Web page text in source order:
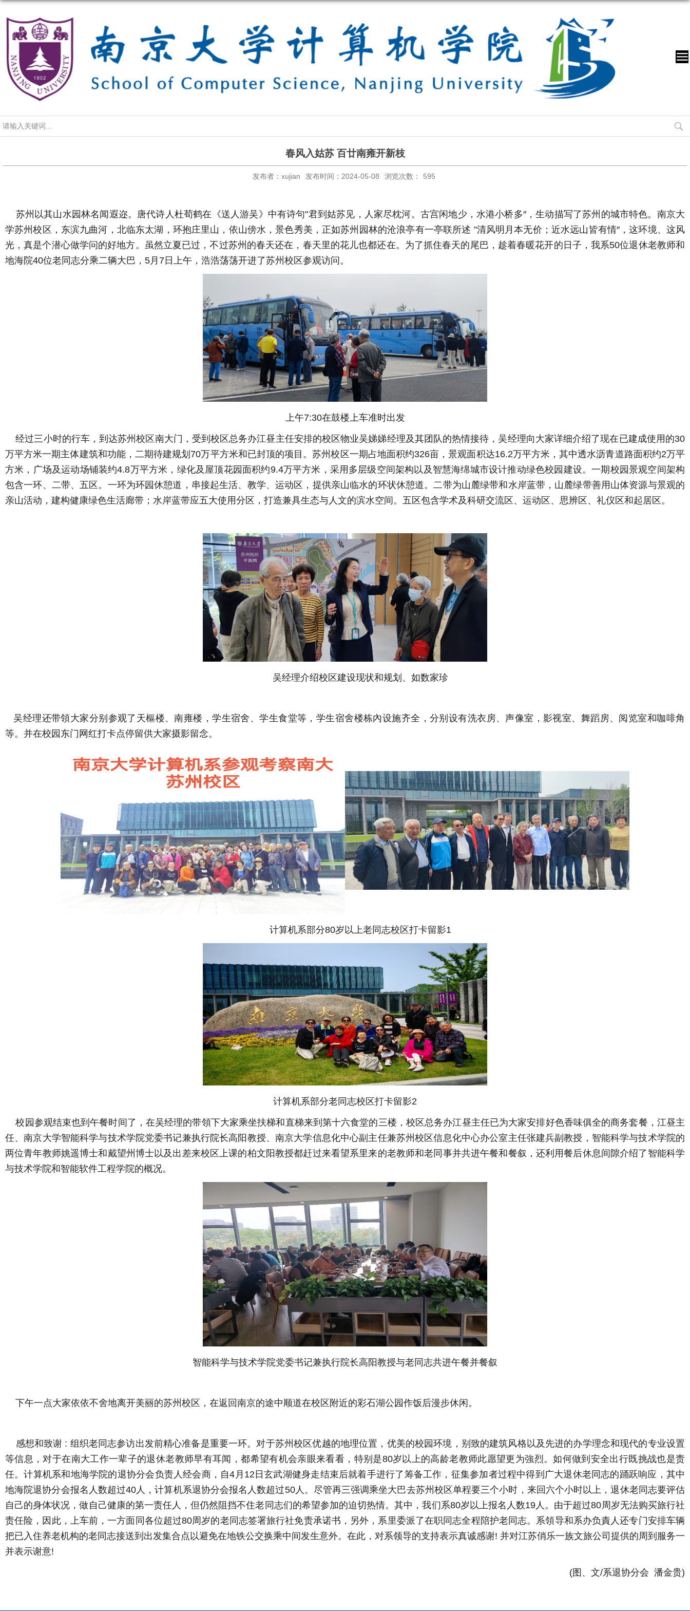
导航
春风入姑苏 百廿南雍开新枝
发布者：xujian 发布时间：2024-05-08 浏览次数： 595
苏州以其山水园林名闻遐迩。唐代诗人杜荀鹤在《送人游吴》中有诗句"君到姑苏见，人家尽枕河。古宫闲地少，水港小桥多″，生动描写了苏州的城市特色。南京大
学苏州校区，东滨九曲河，北临东太湖，环抱庄里山，依山傍水，景色秀美，正如苏州园林的沧浪亭有一亭联所述 "清风明月本无价；近水远山皆有情″，这环境、这风
光，真是个潜心做学问的好地方。虽然立夏已过，不过苏州的春天还在，春天里的花儿也都还在。为了抓住春天的尾巴，趁着春暖花开的日子，我系50位退休老教师和
地海院40位老同志分乘二辆大巴，5月7日上午，浩浩荡荡开进了苏州校区参观访问。
上午7:30在鼓楼上车准时出发
经过三小时的行车，到达苏州校区南大门，受到校区总务办江昼主任安排的校区物业吴娣娣经理及其团队的热情接待，吴经理向大家详细介绍了现在已建成使用的30
万平方米一期主体建筑和功能，二期待建规划70万平方米和已封顶的项目。苏州校区一期占地面积约326亩，景观面积达16.2万平方米，其中透水沥青道路面积约2万平
方米，广场及运动场铺装约4.8万平方米，绿化及屋顶花园面积约9.4万平方米，采用多层级空间架构以及智慧海绵城市设计推动绿色校园建设。一期校园景观空间架构
包含一环、二带、五区。一环为环园休憩道，串接起生活、教学、运动区，提供亲山临水的环状休憩道。二带为山麓绿带和水岸蓝带，山麓绿带善用山体资源与景观的
亲山活动，建构健康绿色生活廊带；水岸蓝带应五大使用分区，打造兼具生态与人文的滨水空间。五区包含学术及科研交流区、运动区、思辨区、礼仪区和起居区。
吴经理介绍校区建设现状和规划、如数家珍
吴经理还带領大家分别参观了天樞楼、南雍楼，学生宿舍、学生食堂等，学生宿舍楼栋內设施齐全，分别设有洗衣房、声像室，影视室、舞蹈房、阅览室和咖啡角
等。并在校园东门网红打卡点停留供大家摄影留念。
计算机系部分80岁以上老同志校区打卡留影1
计算机系部分老同志校区打卡留影2
校园参观结束也到午餐时间了，在吴经理的带領下大家乘坐扶梯和直梯来到第十六食堂的三楼，校区总务办江昼主任已为大家安排好色香味俱全的商务套餐，江昼主
任、南京大学智能科学与技术学院党委书记兼执行院长高阳教授、南京大学信息化中心副主任兼苏州校区信息化中心办公室主任张建兵副教授，智能科学与技术学院的
两位青年教师姚遥博士和戴望州博士以及出差来校区上课的柏文阳教授都赶过来看望系里来的老教师和老同事并共进午餐和餐叙，还利用餐后休息间隙介绍了智能科学
与技术学院和智能软件工程学院的概况。
智能科学与技术学院党委书记兼执行院长高阳教授与老同志共进午餐并餐叙
下午一点大家依依不舍地离开美丽的苏州校区，在返回南京的途中顺道在校区附近的彩石湖公园作饭后漫步休闲。
感想和致谢 : 组织老同志参访出发前精心准备是重要一环。对于苏州校区优越的地理位置，优美的校园环境，别致的建筑风格以及先进的办学理念和现代的专业设置
等信息，对于在南大工作一辈子的退休老教师早有耳闻，都希望有机会亲眼来看看，特别是80岁以上的高龄老教师此愿望更为強烈。如何做到安全出行既挑战也是责
任。计算机系和地海学院的退协分会负责人经会商，自4月12日玄武湖健身走结束后就着手进行了筹备工作，征集参加者过程中得到广大退休老同志的踊跃响应，其中
地海院退协分会报名人数超过40人，计算机系退协分会报名人数超过50人。尽管再三强调乘坐大巴去苏州校区单程要三个小时，来回六个小时以上，退休老同志要评估
自己的身体状况，做自己健康的第一责任人，但仍然阻挡不住老同志们的希望参加的迫切热情。其中，我们系80岁以上报名人数19人。由于超过80周岁无法购买旅行社
责任险，因此，上车前，一方面同各位超过80周岁的老同志签署旅行社免责承诺书，另外，系里委派了在职同志全程陪护老同志。系領导和系办负責人还专门安排车辆
把已入住养老机构的老同志接送到出发集合点以避免在地铁公交换乘中间发生意外。在此，对系领导的支持表示真诚感谢! 并对江苏俏乐一族文旅公司提供的周到服务一
并表示谢意!
(图、文/系退协分会 潘金贵)